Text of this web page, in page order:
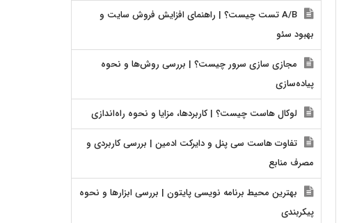
A/B تست چیست؟ | راهنمای افزایش فروش سایت و
بهبود سئو
مجازی سازی سرور چیست؟ | بررسی روش‌ها و نحوه
پیاده‌سازی
لوکال هاست چیست؟ | کاربردها، مزایا و نحوه راه‌اندازی
تفاوت هاست سی پنل و دایرکت ادمین | بررسی کاربردی و
مصرف منابع
بهترین محیط برنامه نویسی پایتون | بررسی ابزارها و نحوه
پیکربندی